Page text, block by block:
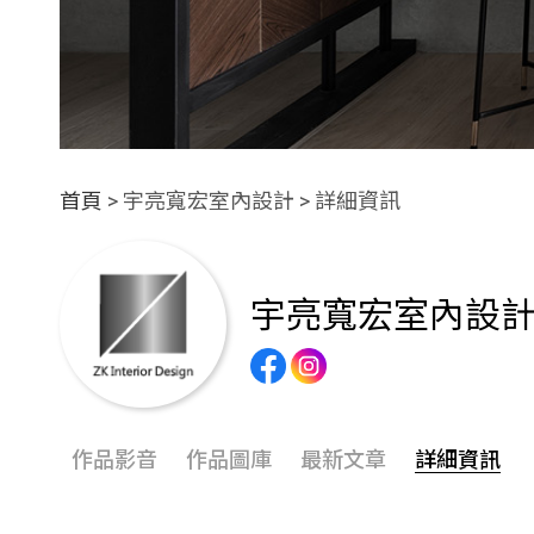
首頁 > 宇亮寬宏室內設計 > 詳細資訊
宇亮寬宏室內設
作品影音 作品圖庫 最新文章 詳細資訊